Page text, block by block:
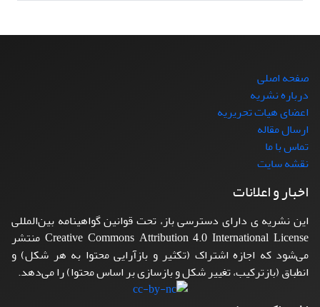
صفحه اصلی
درباره نشریه
اعضای هیات تحریریه
ارسال مقاله
تماس با ما
نقشه سایت
اخبار و اعلانات
این نشریه ی دارای دسترسی باز، تحت قوانین گواهینامه بین‌المللی
Creative Commons Attribution 4.0 International License منتشر
می‌شود که اجازه اشتراک (تکثیر و بازآرایی محتوا به هر شکل) و
انطباق (بازترکیب، تغییر شکل و بازسازی بر اساس محتوا) را می‌دهد.